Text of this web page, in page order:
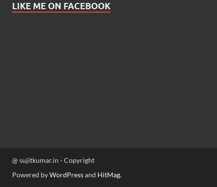
LIKE ME ON FACEBOOK
@ sujitkumar.in - Copyright
Powered byWordPressand HitMag.